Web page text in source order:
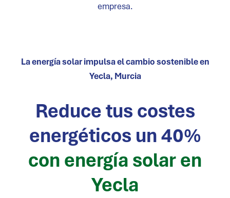
empresa.
La energía solar impulsa el cambio sostenible en
Yecla, Murcia
Reduce tus costes
energéticos un 40%
con energía solar en
Yecla